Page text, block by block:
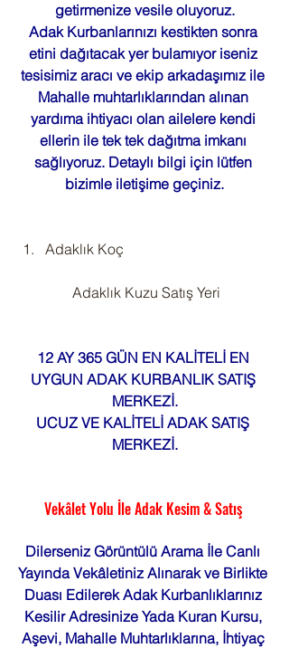
getirmenize vesile oluyoruz.
Adak Kurbanlarınızı kestikten sonra
etini dağıtacak yer bulamıyor iseniz
tesisimiz aracı ve ekip arkadaşımız ile
Mahalle muhtarlıklarından alınan
yardıma ihtiyacı olan ailelere kendi
ellerin ile tek tek dağıtma imkanı
sağlıyoruz. Detaylı bilgi için lütfen
bizimle iletişime geçiniz.
Adaklık Koç
Adaklık Kuzu Satış Yeri
12 AY 365 GÜN EN KALİTELİ EN
UYGUN ADAK KURBANLIK SATIŞ
MERKEZİ.
UCUZ VE KALİTELİ ADAK SATIŞ
MERKEZİ.
Vekâlet Yolu İle Adak Kesim & Satış
Dilerseniz Görüntülü Arama İle Canlı
Yayında Vekâletiniz Alınarak ve Birlikte
Duası Edilerek Adak Kurbanlıklarınız
Kesilir Adresinize Yada Kuran Kursu,
Aşevi, Mahalle Muhtarlıklarına, İhtiyaç